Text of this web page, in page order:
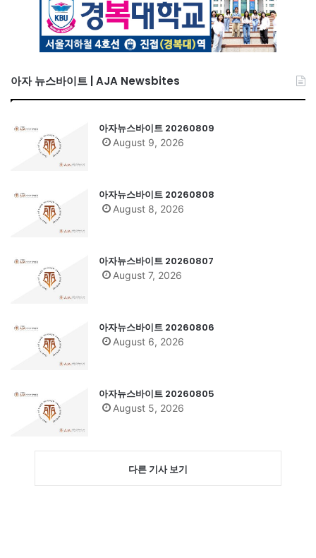
아자 뉴스바이트 | AJA Newsbites
아자뉴스바이트 20260809
August 9, 2026
아자뉴스바이트 20260808
August 8, 2026
아자뉴스바이트 20260807
August 7, 2026
아자뉴스바이트 20260806
August 6, 2026
아자뉴스바이트 20260805
August 5, 2026
다른 기사 보기